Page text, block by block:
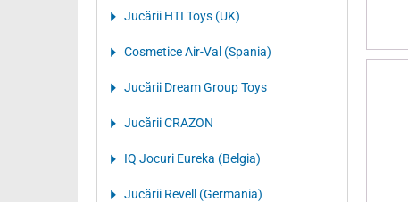
Jucării HTI Toys (UK)
Cosmetice Air-Val (Spania)
Jucării Dream Group Toys
Jucării CRAZON
IQ Jocuri Eureka (Belgia)
Jucării Revell (Germania)